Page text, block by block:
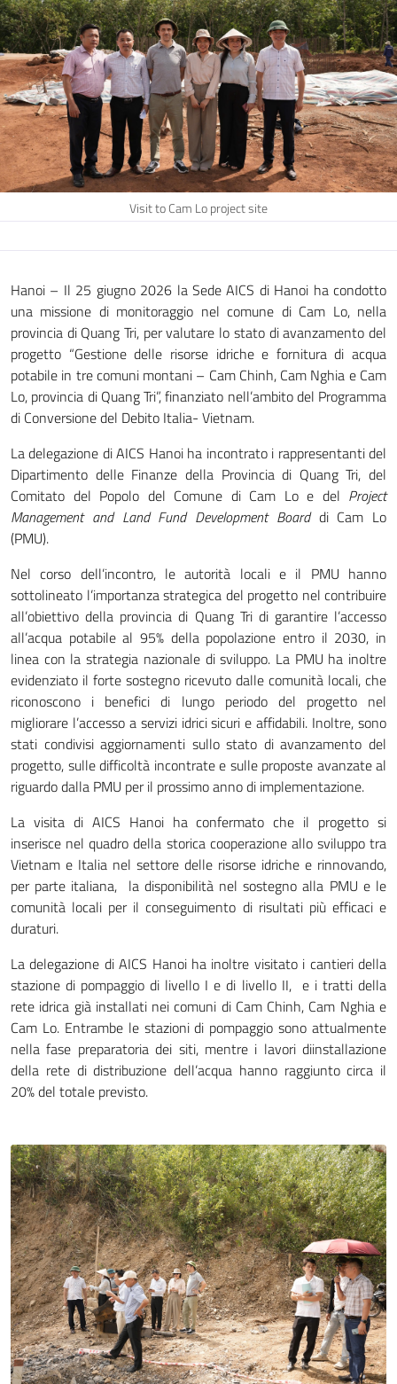
Visit to Cam Lo project site
Hanoi – Il 25 giugno 2026 la Sede AICS di Hanoi ha condotto
una missione di monitoraggio nel comune di Cam Lo, nella
provincia di Quang Tri, per valutare lo stato di avanzamento del
progetto “Gestione delle risorse idriche e fornitura di acqua
potabile in tre comuni montani – Cam Chinh, Cam Nghia e Cam
Lo, provincia di Quang Tri”, finanziato nell’ambito del Programma
di Conversione del Debito Italia- Vietnam.
La delegazione di AICS Hanoi ha incontrato i rappresentanti del
Dipartimento delle Finanze della Provincia di Quang Tri, del
Comitato del Popolo del Comune di Cam Lo e del Project
Management and Land Fund Development Boarddi Cam Lo
(PMU).
Nel corso dell’incontro, le autorità locali e il PMU hanno
sottolineato l’importanza strategica del progetto nel contribuire
all’obiettivo della provincia di Quang Tri di garantire l’accesso
all’acqua potabile al 95% della popolazione entro il 2030, in
linea con la strategia nazionale di sviluppo. La PMU ha inoltre
evidenziato il forte sostegno ricevuto dalle comunità locali, che
riconoscono i benefici di lungo periodo del progetto nel
migliorare l’accesso a servizi idrici sicuri e affidabili. Inoltre, sono
stati condivisi aggiornamenti sullo stato di avanzamento del
progetto, sulle difficoltà incontrate e sulle proposte avanzate al
riguardo dalla PMU per il prossimo anno di implementazione.
La visita di AICS Hanoi ha confermato che il progetto si
inserisce nel quadro della storica cooperazione allo sviluppo tra
Vietnam e Italia nel settore delle risorse idriche e rinnovando,
per parte italiana, la disponibilità nel sostegno alla PMU e le
comunità locali per il conseguimento di risultati più efficaci e
duraturi.
La delegazione di AICS Hanoi ha inoltre visitato i cantieri della
stazione di pompaggio di livello I e di livello II, e i tratti della
rete idrica già installati nei comuni di Cam Chinh, Cam Nghia e
Cam Lo. Entrambe le stazioni di pompaggio sono attualmente
nella fase preparatoria dei siti, mentre i lavori diinstallazione
della rete di distribuzione dell’acqua hanno raggiunto circa il
20% del totale previsto.